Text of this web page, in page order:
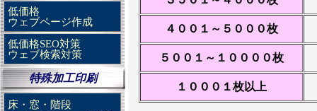
低価格
ウェブページ作成
低価格SEO対策
ウェブ検索対策
特殊加工印刷
床・窓・階段
４００１～５０００枚
５００１～１００００枚
１０００１枚以上